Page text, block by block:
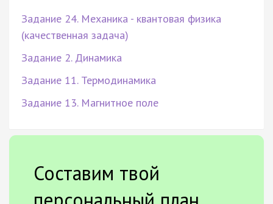
Задание 24. Механика - квантовая физика
(качественная задача)
Задание 2. Динамика
Задание 11. Термодинамика
Задание 13. Магнитное поле
Составим твой